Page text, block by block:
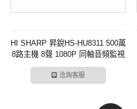
HI SHARP 昇銳HS-HU8311 500萬
8路主機 8聲 1080P 同軸音頻監視
器主機
洽詢客服